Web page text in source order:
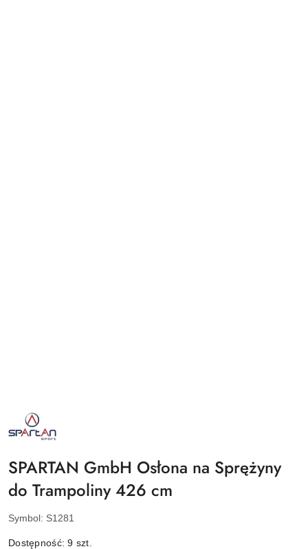
NAZWA
PRODUCENTA:
SPARTAN
SPARTAN GmbH Osłona na Sprężyny
do Trampoliny 426 cm
Symbol: S1281
Dostępność:9 szt.